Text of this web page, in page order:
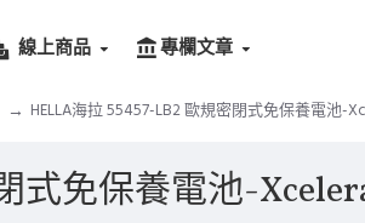
線上商品 專欄文章
HELLA海拉 55457-LB2 歐規密閉式免保養電池-
式免保養電池-